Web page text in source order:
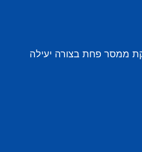
ממסר פחת בצורה יעילה